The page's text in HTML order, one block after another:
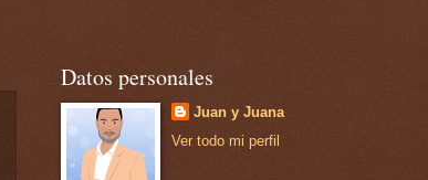
Datos personales
Juan y Juana
Ver todo mi perfil